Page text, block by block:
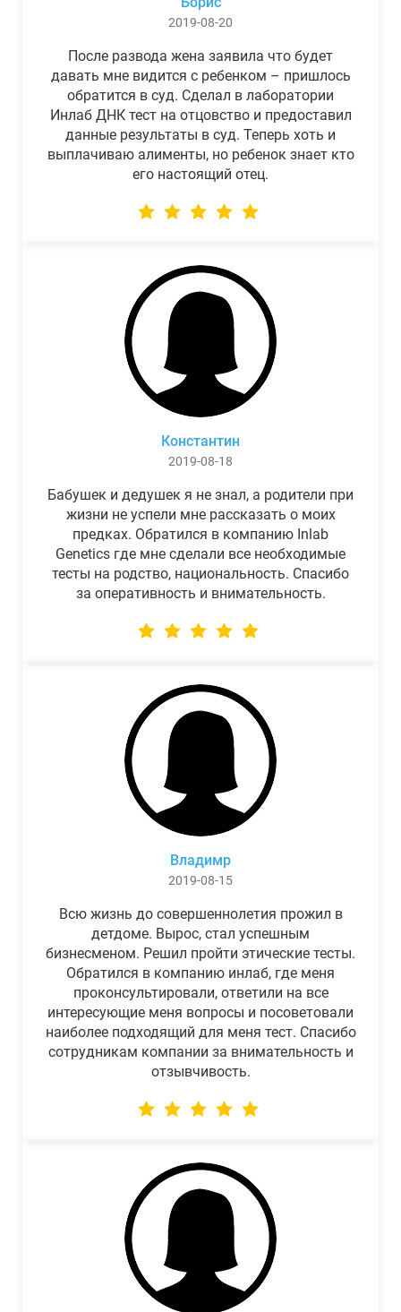
2019-08-20
После развода жена заявила что будет
давать мне видится с ребенком – пришлось
обратится в суд. Сделал в лаборатории
Инлаб ДНК тест на отцовство и предоставил
данные результаты в суд. Теперь хоть и
выплачиваю алименты, но ребенок знает кто
его настоящий отец.
Константин
2019-08-18
Бабушек и дедушек я не знал, а родители при
жизни не успели мне рассказать о моих
предках. Обратился в компанию Inlab
Genetics где мне сделали все необходимые
тесты на родство, национальность. Спасибо
за оперативность и внимательность.
Владимр
2019-08-15
Всю жизнь до совершеннолетия прожил в
детдоме. Вырос, стал успешным
бизнесменом. Решил пройти этические тесты.
Обратился в компанию инлаб, где меня
проконсультировали, ответили на все
интересующие меня вопросы и посоветовали
наиболее подходящий для меня тест. Спасибо
сотрудникам компании за внимательность и
отзывчивость.